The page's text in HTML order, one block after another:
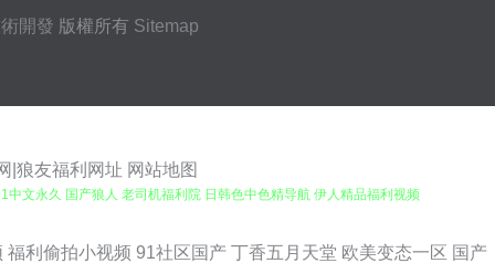
開發 版權所有 Sitemap
|狼友福利网址 网站地图
文永久 国产狼人 老司机福利院 日韩色中色精导航 伊人精品福利视频
福利偷拍小视频 91社区国产 丁香五月天堂 欧美变态一区 国产